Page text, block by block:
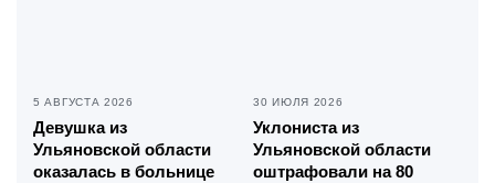
5 АВГУСТА 2026
Девушка из
Ульяновской области
оказалась в больнице
30 ИЮЛЯ 2026
Уклониста из
Ульяновской области
оштрафовали на 80